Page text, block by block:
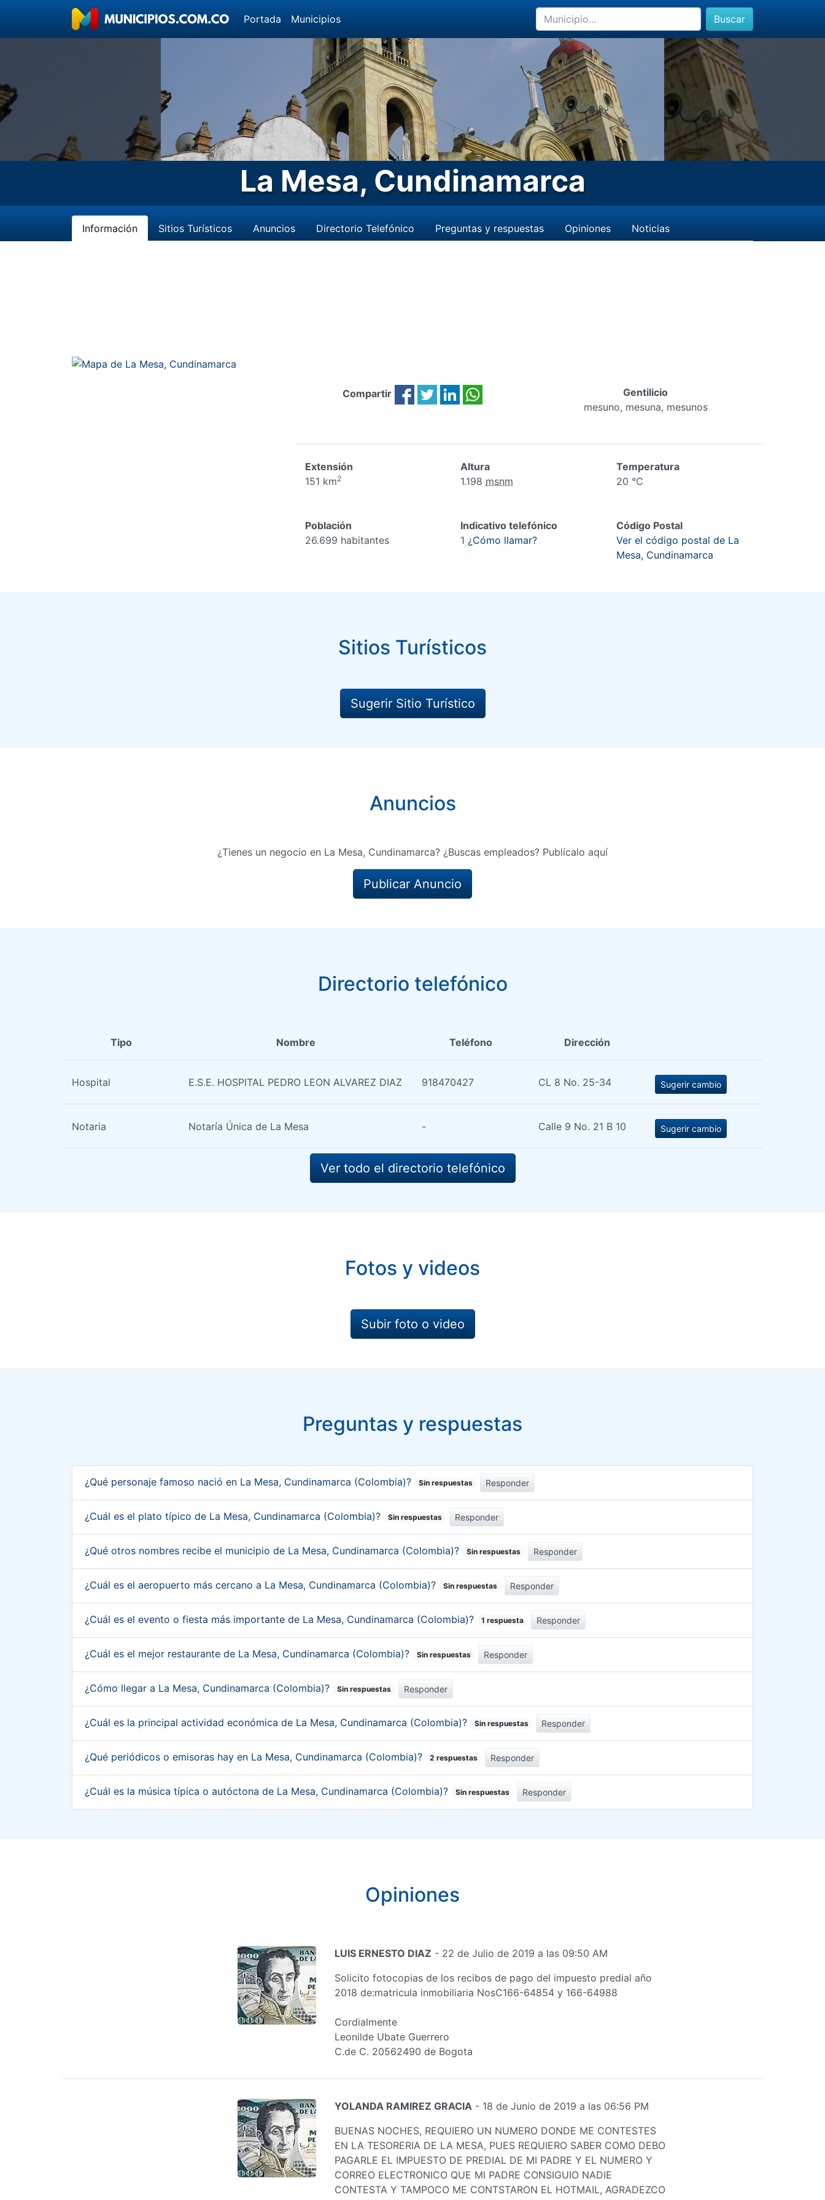
Portada Municipios Buscar
La Mesa, Cundinamarca
Información Sitios Turísticos Anuncios Directorio Telefónico Preguntas y respuestas Opiniones Noticias
Compartir
Gentilicio
mesuno, mesuna, mesunos
Extensión
151 km2
Altura
1.198 msnm
Temperatura
20 °C
Población
26.699 habitantes
Indicativo telefónico
1 ¿Cómo llamar?
Código Postal
Ver el código postal de La
Mesa, Cundinamarca
Sitios Turísticos
Sugerir Sitio Turístico
Anuncios
¿Tienes un negocio en La Mesa, Cundinamarca? ¿Buscas empleados? Publícalo aquí
Publicar Anuncio
Directorio telefónico
Tipo Nombre Teléfono Dirección
Hospital E.S.E. HOSPITAL PEDRO LEON ALVAREZ DIAZ 918470427 CL 8 No. 25-34 Sugerir cambio
Notaria Notaría Única de La Mesa - Calle 9 No. 21 B 10 Sugerir cambio
Ver todo el directorio telefónico
Fotos y videos
Subir foto o video
Preguntas y respuestas
¿Qué personaje famoso nació en La Mesa, Cundinamarca (Colombia)? Sin respuestas Responder
¿Cuál es el plato típico de La Mesa, Cundinamarca (Colombia)? Sin respuestas Responder
¿Qué otros nombres recibe el municipio de La Mesa, Cundinamarca (Colombia)? Sin respuestas Responder
¿Cuál es el aeropuerto más cercano a La Mesa, Cundinamarca (Colombia)? Sin respuestas Responder
¿Cuál es el evento o fiesta más importante de La Mesa, Cundinamarca (Colombia)? 1 respuesta Responder
¿Cuál es el mejor restaurante de La Mesa, Cundinamarca (Colombia)? Sin respuestas Responder
¿Cómo llegar a La Mesa, Cundinamarca (Colombia)? Sin respuestas Responder
¿Cuál es la principal actividad económica de La Mesa, Cundinamarca (Colombia)? Sin respuestas Responder
¿Qué periódicos o emisoras hay en La Mesa, Cundinamarca (Colombia)? 2 respuestas Responder
¿Cuál es la música típica o autóctona de La Mesa, Cundinamarca (Colombia)? Sin respuestas Responder
Opiniones
LUIS ERNESTO DIAZ - 22 de Julio de 2019 a las 09:50 AM
Solicito fotocopias de los recibos de pago del impuesto predial año
2018 de:matricula inmobiliaria NosC166-64854 y 166-64988
Cordialmente
Leonilde Ubate Guerrero
C.de C. 20562490 de Bogota
YOLANDA RAMIREZ GRACIA- 18 de Junio de 2019 a las 06:56 PM
BUENAS NOCHES, REQUIERO UN NUMERO DONDE ME CONTESTES
EN LA TESORERIA DE LA MESA, PUES REQUIERO SABER COMO DEBO
PAGARLE EL IMPUESTO DE PREDIAL DE MI PADRE Y EL NUMERO Y
CORREO ELECTRONICO QUE MI PADRE CONSIGUIO NADIE
CONTESTA Y TAMPOCO ME CONTSTARON EL HOTMAIL, AGRADEZCO